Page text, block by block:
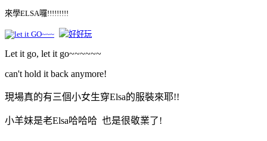
來學ELSA囉!!!!!!!!!
Let it go, let it go~~~~~~
can't hold it back anymore!
現場真的有三個小女生穿Elsa的服裝來耶!!
小羊妹是老Elsa哈哈哈 也是很敬業了!